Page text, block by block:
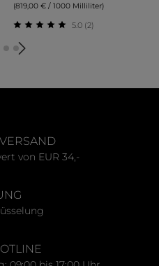
von 5 von 5 Sternen
(819,00 € / 1000 Milliliter)
Durchschnittliche
5.0 (2)
von EUR 34,-